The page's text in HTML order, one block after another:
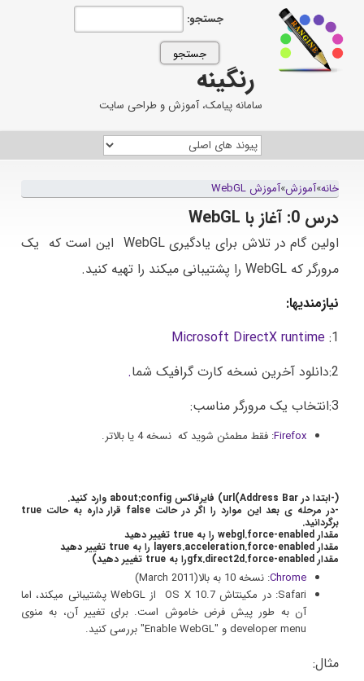
جستجو:
رنگینه
سامانه پیامک، آموزش و طراحی سایت
خانه»آموزش»آموزش WebGL
درس 0: آغاز با WebGL
اولین گام در تلاش برای یادگیریWebGL این است که یک
مرورگر که WebGL را
پشتیبانی میکند را تهیه کنید.
نیازمندیها:
1:
Microsoft DirectX runtime
2:دانلود آخرین نسخه کارت گرافیک شما
.
3:انتخاب یک مرورگر مناسب:
Firefox
: فقط مطمئن شوید که نسخه4 یا بالاتر.
(-ابتدا در Address Bar)url) فایرفاکس about:config وارد کنید.
-در مرحله ی بعد این موارد را اگر در حالت false قرار داره به حالت true
برگردانید.
مقدار webgl.force-enabled را به true تغییر دهید
مقدار layers.acceleration.force-enab led را به true تغییر دهید
مقدار gfx.direct2d.force-enabledرا به true تغییر دهید)
Chrome: نسخه 10 به بالا(March 2011)
Safari: در مکینتاش OS X 10.7 از WebGL پشتیبانی میکند، اما
آنبه طور پیش فرض خاموش است. برای تغییر آن، به منوی
developer menuو "
Enable WebGL
"بررسی کنید.
مثال: